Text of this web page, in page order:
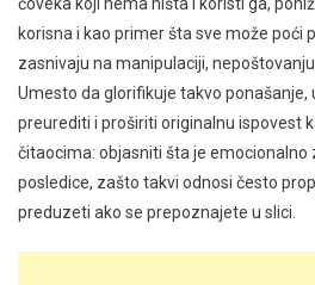
korisna i kao primer šta sve može poći
zasnivaju na manipulaciji,
Umesto da glorifikuje takvo ponašanje,
preurediti i proširiti originalnu ispovest
čitaocima: objasniti šta je emocionalno
posledice, zašto takvi odnosi često
preduzeti ako se prepoznajete u slici.